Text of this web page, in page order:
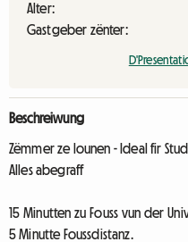
Alter:
Gastgeber zënter:
Beschreiwung
Zëmmer ze lounen - Ideal fir
Alles abegraff
15 Minutten zu Fouss vun der
5 Minutte Foussdistanz.